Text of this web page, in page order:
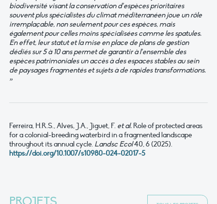
biodiversité visant la conservation d’espèces prioritaires
souvent plus spécialistes du climat méditerranéen joue un rôle
irremplaçable, non seulement pour ces espèces, mais
également pour celles moins spécialisées comme les spatules.
En effet, leur statut et la mise en place de plans de gestion
dédiés sur 5 à 10 ans permet de garantir à l’ensemble des
espèces patrimoniales un accès à des espaces stables au sein
de paysages fragmentés et sujets à de rapides transformations.
»
Ferreira, H.R.S., Alves, J.A., Jiguet, F. et al. Role of protected areas
for a colonial-breeding waterbird in a fragmented landscape
throughout its annual cycle. Landsc Ecol40, 6 (2025).
https://doi.org/10.1007/s10980-024-02017-5